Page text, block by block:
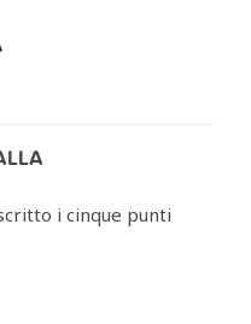
i cinque punti